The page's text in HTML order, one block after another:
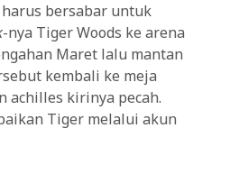
bersabar untuk
-nya Tiger Woods ke arena
Maret lalu mantan
kembali ke meja
achilles kirinya pecah.
Tiger melalui akun